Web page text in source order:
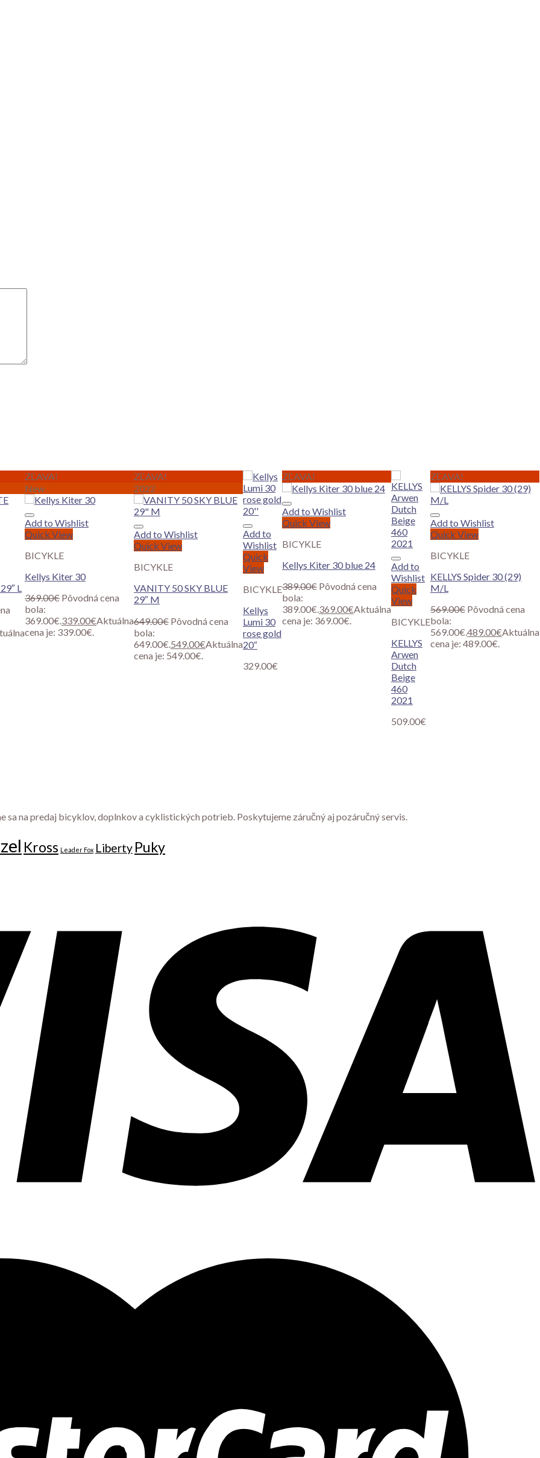
L
ZĽAVA!
New
Add to Wishlist
Quick View
BICYKLE
Kellys Kiter 30
369.00€ Pôvodná cena
bola:
369.00€.339.00€Aktuálna
cena je: 339.00€.
ZĽAVA!
2022
Add to Wishlist
Quick View
BICYKLE
VANITY 50 SKY BLUE
29″ M
649.00€ Pôvodná cena
bola:
649.00€.549.00€Aktuálna
cena je: 549.00€.
Add to
Wishlist
Quick
View
BICYKLE
Kellys
Lumi 30
rose gold
20“
329.00€
ZĽAVA!
Add to Wishlist
Quick View
BICYKLE
Kellys Kiter 30 blue 24
389.00€ Pôvodná cena
bola:
389.00€.369.00€Aktuálna
cena je: 369.00€.
Add to
Wishlist
Quick
View
BICYKLE
KELLYS
Arwen
Dutch
Beige
460
2021
509.00€
ZĽAVA!
Add to Wishlist
Quick View
BICYKLE
KELLYS Spider 30 (29)
M/L
569.00€ Pôvodná cena
bola:
569.00€.489.00€Aktuálna
cena je: 489.00€.
sa na predaj bicyklov, doplnkov a cyklistických potrieb. Poskytujeme záručný aj pozáručný servis.
Kross Leader Fox Liberty Puky